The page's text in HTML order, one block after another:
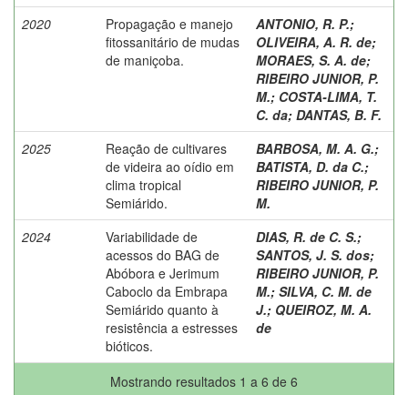
2020
Propagação e manejo
fitossanitário de mudas
de maniçoba.
ANTONIO, R. P.;
OLIVEIRA, A. R. de;
MORAES, S. A. de;
RIBEIRO JUNIOR, P.
M.; COSTA-LIMA, T.
C. da; DANTAS, B. F.
2025
Reação de cultivares
de videira ao oídio em
clima tropical
Semiárido.
BARBOSA, M. A. G.;
BATISTA, D. da C.;
RIBEIRO JUNIOR, P.
M.
2024
Variabilidade de
acessos do BAG de
Abóbora e Jerimum
Caboclo da Embrapa
Semiárido quanto à
resistência a estresses
bióticos.
DIAS, R. de C. S.;
SANTOS, J. S. dos;
RIBEIRO JUNIOR, P.
M.; SILVA, C. M. de
J.; QUEIROZ, M. A.
de
Mostrando resultados 1 a 6 de 6